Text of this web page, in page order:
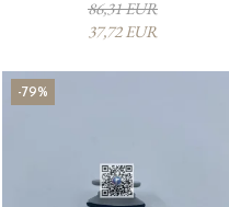
86,31 EUR
37,72 EUR
-79%